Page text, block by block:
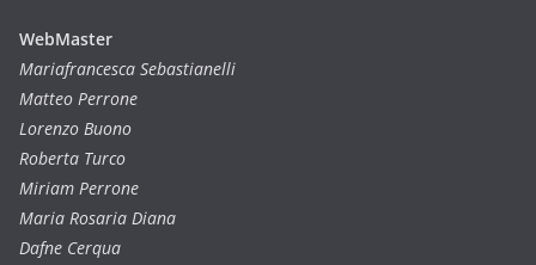
WebMaster
Mariafrancesca Sebastianelli
Matteo Perrone
Lorenzo Buono
Roberta Turco
Miriam Perrone
Maria Rosaria Diana
Dafne Cerqua